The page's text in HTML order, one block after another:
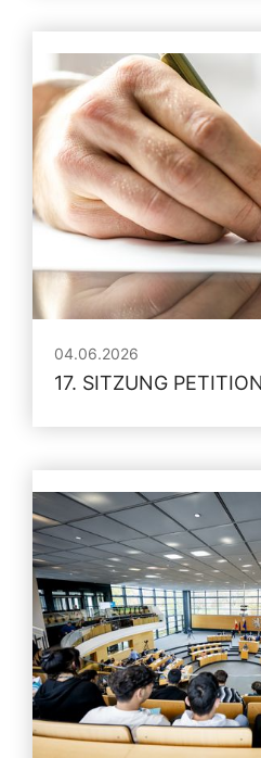
04.06.2026
17. SITZUNG